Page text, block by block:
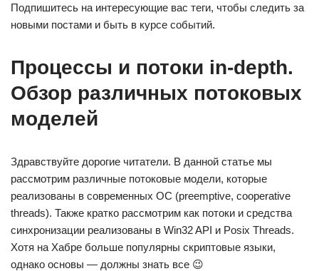
Подпишитесь на интересующие вас теги, чтобы следить за
новыми постами и быть в курсе событий.
Процессы и потоки in-depth.
Обзор различных потоковых
моделей
Здравствуйте дорогие читатели. В данной статье мы
рассмотрим различные потоковые модели, которые
реализованы в современных ОС (preemptive, cooperative
threads). Также кратко рассмотрим как потоки и средства
синхронизации реализованы в Win32 API и Posix Threads.
Хотя на Хабре больше популярны скриптовые языки,
однако основы — должны знать все 😉